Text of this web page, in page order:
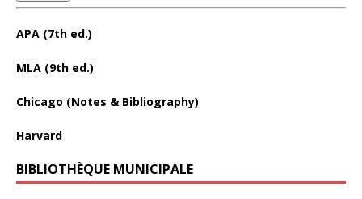
APA (7th ed.)
MLA (9th ed.)
Chicago (Notes & Bibliography)
Harvard
BIBLIOTHÈQUE MUNICIPALE